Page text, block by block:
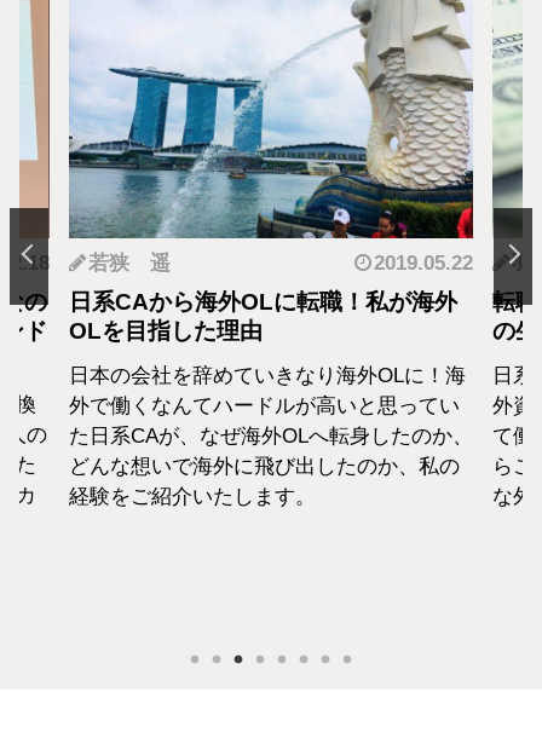
の
ド
換
人の
た
カ
若狭 遥 2019.05.22
日系CAから海外OLに転職！私が海外
OLを目指した理由
日本の会社を辞めていきなり海外OLに！海
外で働くなんてハードルが高いと思ってい
た日系CAが、なぜ海外OLへ転身したのか、
どんな想いで海外に飛び出したのか、私の
経験をご紹介いたします。
羽
転
の
日
外資
て働
らこ
な外